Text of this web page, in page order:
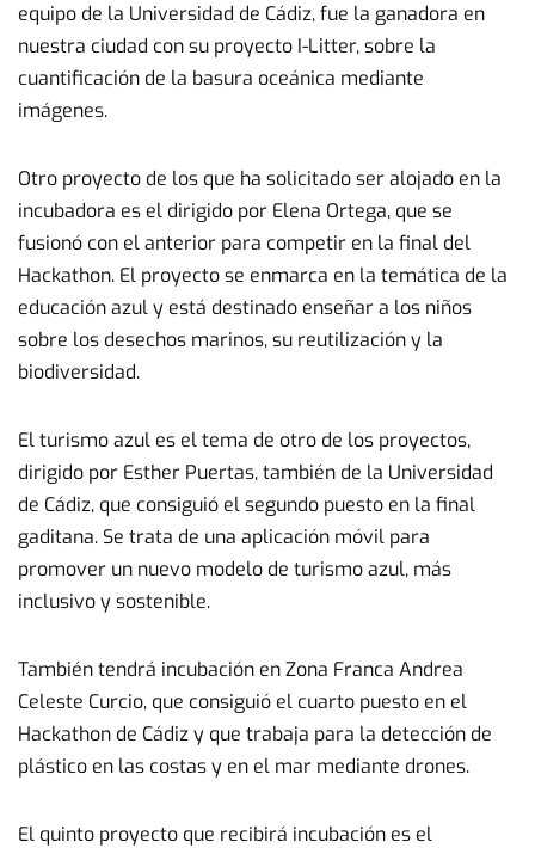
equipo de la Universidad de Cádiz, fue la ganadora en
nuestra ciudad con su proyecto I-Litter, sobre la
cuantificación de la basura oceánica mediante
imágenes.
Otro proyecto de los que ha solicitado ser alojado en la
incubadora es el dirigido por Elena Ortega, que se
fusionó con el anterior para competir en la final del
Hackathon. El proyecto se enmarca en la temática de la
educación azul y está destinado enseñar a los niños
sobre los desechos marinos, su reutilización y la
biodiversidad.
El turismo azul es el tema de otro de los proyectos,
dirigido por Esther Puertas, también de la Universidad
de Cádiz, que consiguió el segundo puesto en la final
gaditana. Se trata de una aplicación móvil para
promover un nuevo modelo de turismo azul, más
inclusivo y sostenible.
También tendrá incubación en Zona Franca Andrea
Celeste Curcio, que consiguió el cuarto puesto en el
Hackathon de Cádiz y que trabaja para la detección de
plástico en las costas y en el mar mediante drones.
El quinto proyecto que recibirá incubación es el